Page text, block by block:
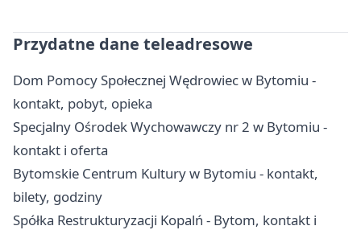
Przydatne dane teleadresowe
Dom Pomocy Społecznej Wędrowiec w Bytomiu -
kontakt, pobyt, opieka
Specjalny Ośrodek Wychowawczy nr 2 w Bytomiu -
kontakt i oferta
Bytomskie Centrum Kultury w Bytomiu - kontakt,
bilety, godziny
Spółka Restrukturyzacji Kopalń - Bytom, kontakt i